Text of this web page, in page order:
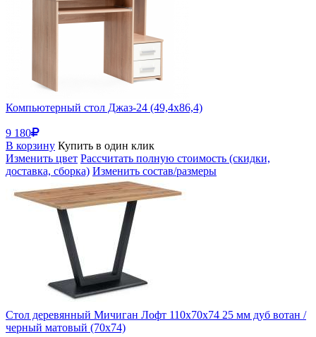
Компьютерный стол Джаз-24 (49,4x86,4)
9 180
В корзину Купить в один клик
Изменить цвет Рассчитать полную стоимость (скидки,
доставка, сборка) Изменить состав/размеры
Стол деревянный Мичиган Лофт 110х70х74 25 мм дуб вотан /
черный матовый (70x74)